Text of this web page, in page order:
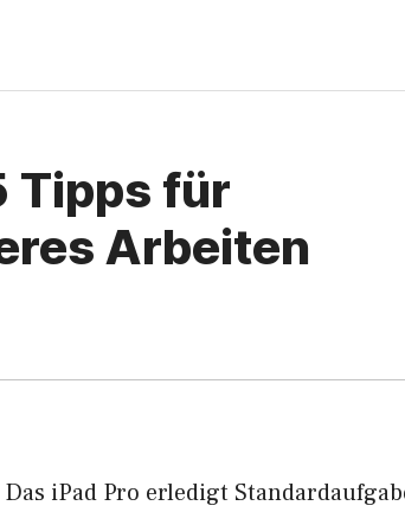
Tipps für
Arbeiten
Das iPad Pro erledigt